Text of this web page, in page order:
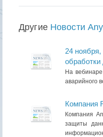
Другие Новости
24
На
аварийного
Компания
Компания
защиты